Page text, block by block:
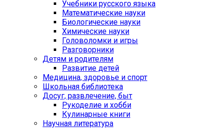
Учебники русского языка
Математические науки
Биологические науки
Химические науки
Головоломки и игры
Разговорники
Детям и родителям
Развитие детей
Медицина, здоровье и спорт
Школьная библиотека
Досуг, развлечение, быт
Рукоделие и хобби
Кулинарные книги
Научная литература